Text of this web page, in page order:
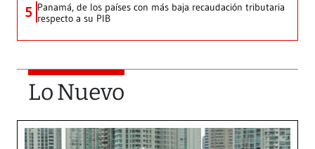
5 Panamá, de los países con más baja recaudación tributaria
respecto a su PIB
Lo Nuevo